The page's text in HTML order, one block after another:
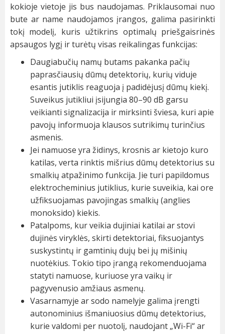
kokioje vietoje jis bus naudojamas. Priklausomai nuo
bute ar name naudojamos įrangos, galima pasirinkti
tokį modelį, kuris užtikrins optimalų priešgaisrinės
apsaugos lygį ir turėtų visas reikalingas funkcijas:
Daugiabučių namų butams pakanka pačių
paprasčiausių dūmų detektorių, kurių viduje
esantis jutiklis reaguoja į padidėjusį dūmų kiekį.
Suveikus jutikliui įsijungia 80–90 dB garsu
veikianti signalizacija ir mirksinti šviesa, kuri apie
pavojų informuoja klausos sutrikimų turinčius
asmenis.
Jei namuose yra židinys, krosnis ar kietojo kuro
katilas, verta rinktis mišrius dūmų detektorius su
smalkių atpažinimo funkcija. Jie turi papildomus
elektrocheminius jutiklius, kurie suveikia, kai ore
užfiksuojamas pavojingas smalkių (anglies
monoksido) kiekis.
Patalpoms, kur veikia dujiniai katilai ar stovi
dujinės viryklės, skirti detektoriai, fiksuojantys
suskystintų ir gamtinių dujų bei jų mišinių
nuotėkius. Tokio tipo įrangą rekomenduojama
statyti namuose, kuriuose yra vaikų ir
pagyvenusio amžiaus asmenų.
Vasarnamyje ar sodo namelyje galima įrengti
autonominius išmaniuosius dūmų detektorius,
kurie valdomi per nuotolį, naudojant „Wi-Fi“ ar